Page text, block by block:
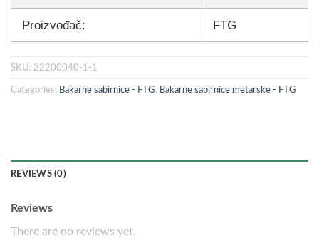
Proizvođač: FTG
SKU: 22200040-1-1
Categories: Bakarne sabirnice - FTG, Bakarne sabirnice metarske - FTG
REVIEWS (0)
Reviews
There are no reviews yet.